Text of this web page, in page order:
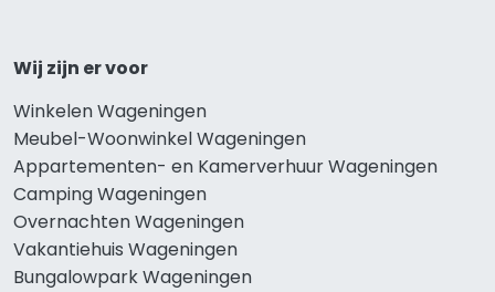
Wij zijn er voor
Winkelen Wageningen
Meubel-Woonwinkel Wageningen
Appartementen- en Kamerverhuur Wageningen
Camping Wageningen
Overnachten Wageningen
Vakantiehuis Wageningen
Bungalowpark Wageningen